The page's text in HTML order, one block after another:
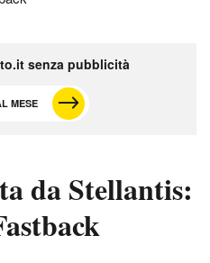
senza pubblicità
MESE
da Stellantis: